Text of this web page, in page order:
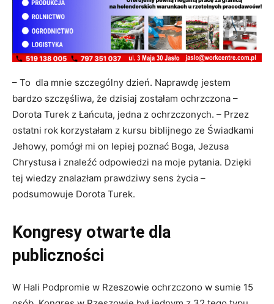
– To dla mnie szczególny dzień. Naprawdę jestem
bardzo szczęśliwa, że dzisiaj zostałam ochrzczona –
Dorota Turek z Łańcuta, jedna z ochrzczonych. – Przez
ostatni rok korzystałam z kursu biblijnego ze Świadkami
Jehowy, pomógł mi on lepiej poznać Boga, Jezusa
Chrystusa i znaleźć odpowiedzi na moje pytania. Dzięki
tej wiedzy znalazłam prawdziwy sens życia –
podsumowuje Dorota Turek.
Kongresy otwarte dla
publiczności
W Hali Podpromie w Rzeszowie ochrzczono w sumie 15